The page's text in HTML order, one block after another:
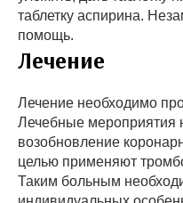
таблетку аспирина.
помощь.
Лечение
Лечение необходимо
Лечебные мероприятия
возобновление
целью применяют
Таким больным